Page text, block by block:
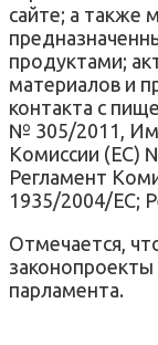
сайте; а также
продуктами;
материалов и
контакта с
№ 305/2011,
Комиссии (ЕС)
Регламент
1935/2004/ЕС;
Отмечается,
парламента.